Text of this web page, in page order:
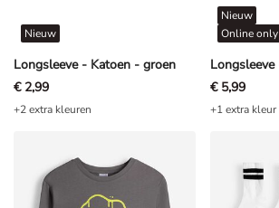
Longsleeve - Katoen - groen
Nieuw
€ 2,99
+2 extra kleuren
Nieuw
Online only
€ 5,99
+1 extra kleur